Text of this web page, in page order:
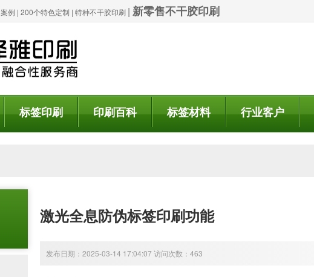
例 | 200个特色定制 | 特种不干胶印刷 | 新零售不干胶印刷
标签印刷 印刷百科 标签材料 行业客户
激光全息防伪标签印刷功能
发布日期：2025-03-14 17:04:07 访问次数：463